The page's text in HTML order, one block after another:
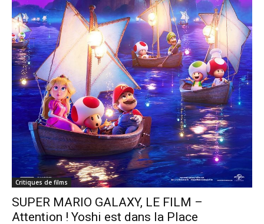
Critiques de films
SUPER MARIO GALAXY, LE FILM –
Attention ! Yoshi est dans la Place